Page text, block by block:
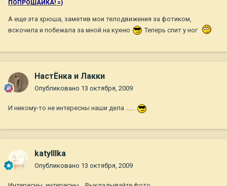
ПОПРОШАЙКА! =)
А еще эта хрюша, заметив мои телодвижения за фотиком,
вскочила и побежала за мной на кухню
Теперь спит у ног
НастЁнка и Лакки
Опубликовано 13 октября, 2009
И никому-то не интересны наши дела ......
katylllka
Опубликовано 13 октября, 2009